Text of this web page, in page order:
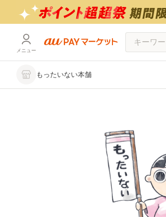
メニュー
もったいない本舗